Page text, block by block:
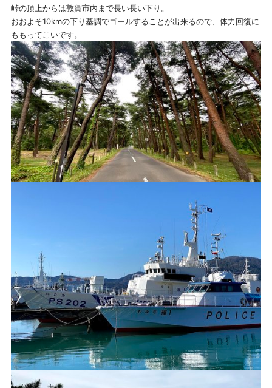
峠の頂上からは敦賀市内まで長い長い下り。
おおよそ10kmの下り基調でゴールすることが出来るので、体力回復に
ももってこいです。